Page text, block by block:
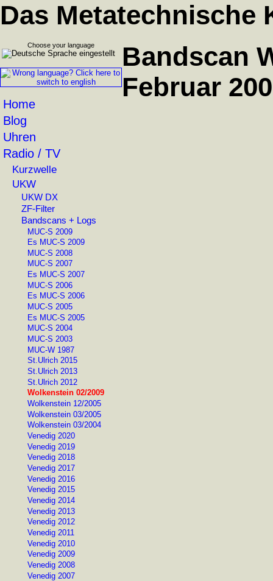
Das Metatechnische
Choose your language
Home
Blog
Uhren
Radio / TV
Kurzwelle
UKW
UKW DX
ZF-Filter
Bandscans + Logs
MUC-S 2009
Es MUC-S 2009
MUC-S 2008
MUC-S 2007
Es MUC-S 2007
MUC-S 2006
Es MUC-S 2006
MUC-S 2005
Es MUC-S 2005
MUC-S 2004
MUC-S 2003
MUC-W 1987
St.Ulrich 2015
St.Ulrich 2013
St.Ulrich 2012
Wolkenstein 02/2009
Wolkenstein 12/2005
Wolkenstein 03/2005
Wolkenstein 03/2004
Venedig 2020
Venedig 2019
Venedig 2018
Venedig 2017
Venedig 2016
Venedig 2015
Venedig 2014
Venedig 2013
Venedig 2012
Venedig 2011
Venedig 2010
Venedig 2009
Venedig 2008
Venedig 2007
Bandscan
Februar